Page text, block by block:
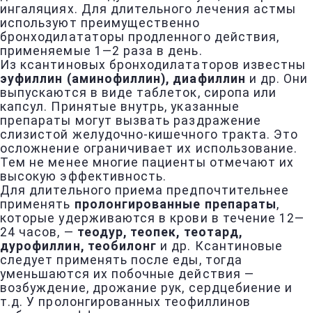
ингаляциях. Для длительного лечения астмы
используют преимущественно
бронходилататоры продленного действия,
применяемые 1—2 раза в день.
Из ксантиновых бронходилататоров известны
эуфиллин (аминофиллин), диафиллин и др. Они
выпускаются в виде таблеток, сиропа или
капсул. Принятые внутрь, указанные
препараты могут вызвать раздражение
слизистой желудочно-кишечного тракта. Это
осложнение ограничивает их использование.
Тем не менее многие пациенты отмечают их
высокую эффективность.
Для длительного приема предпочтительнее
применять пролонгированные препараты,
которые удерживаются в крови в течение 12—
24 часов, — теодур, теопек, теотард,
дурофиллин, теобилонг и др. Ксантиновые
следует применять после еды, тогда
уменьшаются их побочные действия —
возбуждение, дрожание рук, сердцебиение и
т.д. У пролонгированных теофиллинов